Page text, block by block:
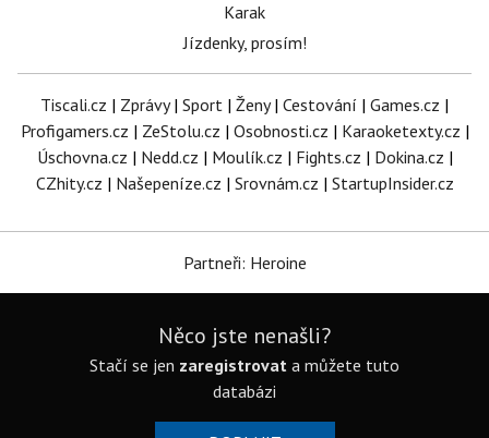
Karak
Jízdenky, prosím!
Tiscali.cz | Zprávy| Sport | Ženy| Cestování | Games.cz |
Profigamers.cz | ZeStolu.cz | Osobnosti.cz | Karaoketexty.cz |
Úschovna.cz | Nedd.cz | Moulík.cz | Fights.cz | Dokina.cz |
CZhity.cz | Našepeníze.cz | Srovnám.cz | StartupInsider.cz
Partneři: Heroine
Něco jste nenašli?
Stačí se jen zaregistrovat a můžete tuto
databázi